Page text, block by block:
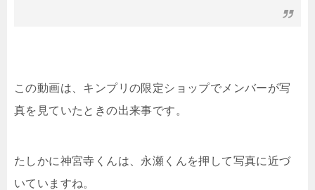
この動画は、キンプリの限定ショップでメンバーが写
真を見ていたときの出来事です。
たしかに神宮寺くんは、永瀬くんを押して写真に近づ
いていますね。